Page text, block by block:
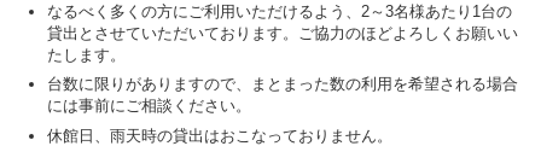
なるべく多くの方にご利用いただけるよう、2～3名様あたり1台の
貸出とさせていただいております。ご協力のほどよろしくお願いい
たします。
台数に限りがありますので、まとまった数の利用を希望される場合
には事前にご相談ください。
休館日、雨天時の貸出はおこなっておりません。